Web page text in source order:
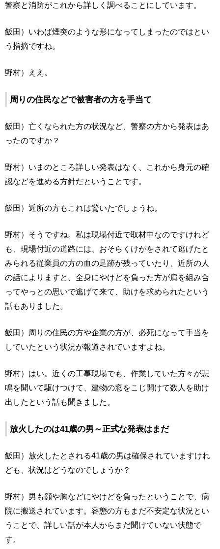
警察と消防がこれから詳しく調べることにしています。
飯田）いわば煙突のような形になってしまったのではとい
う指摘ですね。
野村）ええ。
周りの住民などで被害者の方を手当て
飯田）亡くなられた方の状況など、警察の方から発表はあ
ったのですか？
野村）いまのところ詳しい発表はなく、これから身元の確
認などを進める方針だということです。
飯田）近所の方もこれは驚いたでしょうね。
野村）そうですね。私は現場付近で取材中なのですけれど
も、現場付近の道路には、おそらくけがをされて逃げたと
みられる従業員の方の血の足跡が残っていたり、近所の人
の話によりますと、全身にやけどを負った方が肩を組み合
ってやっとの思いで逃げて来て、助けを求められたという
話もありました。
飯田）周りの住民の方や企業の方が、必死になって手当を
していたという状況が報道されていますよね。
野村）はい。近くの工事現場でも、作業していた方々が悲
鳴を聞いて駆けつけて、建物の窓をこじ開けて数人を助け
出したという話も聞きました。
放火したのは41歳の男～正式な発表はまだ
飯田）放火したとされる41歳の男は確保されていますけれ
ども、状況はどうなのでしょうか？
野村）男も顔や胸などにやけどを負ったということで、病
院に搬送されています。容態の方もまだ不安定な状況とい
うことで、詳しい話が本人からまだ聞けていない状態で
す。